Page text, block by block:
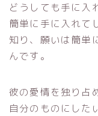
どうしても手に入
簡単に手に入れて
知り、願いは簡単
んです。
彼の愛情を独り占
自分のものにした